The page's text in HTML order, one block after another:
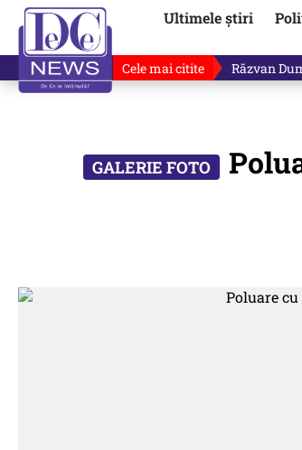
Ultimele știri
Cele mai citite „Dacă